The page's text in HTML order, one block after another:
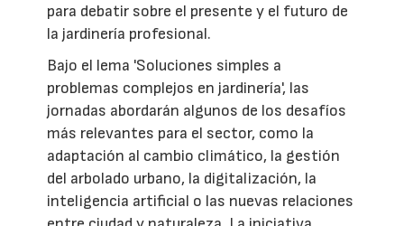
para debatir sobre el presente y el futuro de
la jardinería profesional.
Bajo el lema 'Soluciones simples a
problemas complejos en jardinería', las
jornadas abordarán algunos de los desafíos
más relevantes para el sector, como la
adaptación al cambio climático, la gestión
del arbolado urbano, la digitalización, la
inteligencia artificial o las nuevas relaciones